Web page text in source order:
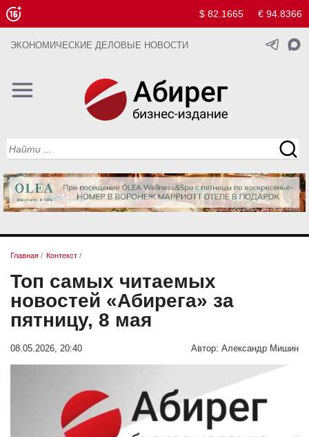
$ 82.1665 € 94.8366
ЭКОНОМИЧЕСКИЕ ДЕЛОВЫЕ НОВОСТИ
Главная / Контекст /
Топ самых читаемых
новостей «Абирега» за
пятницу, 8 мая
08.05.2026, 20:40 Автор: Александр Мишин